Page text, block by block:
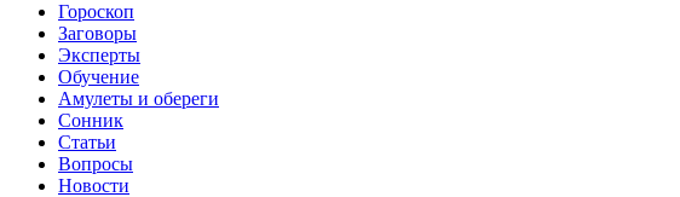
Гороскоп
Заговоры
Эксперты
Обучение
Амулеты и обереги
Сонник
Статьи
Вопросы
Новости